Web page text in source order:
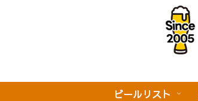
ビールリスト